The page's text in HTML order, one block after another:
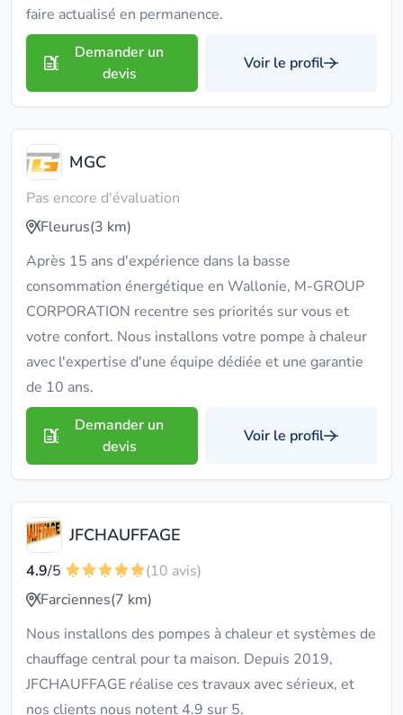
faire actualisé en permanence.
Demander un
devis
Voir le profil
MGC
Pas encore d'évaluation
Fleurus(3 km)
Après 15 ans d'expérience dans la basse
consommation énergétique en Wallonie, M-GROUP
CORPORATION recentre ses priorités sur vous et
votre confort. Nous installons votre pompe à chaleur
avec l'expertise d'une équipe dédiée et une garantie
de 10 ans.
Demander un
devis
Voir le profil
JFCHAUFFAGE
4.9/5
(10 avis)
Farciennes(7 km)
Nous installons des pompes à chaleur et systèmes de
chauffage central pour ta maison. Depuis 2019,
JFCHAUFFAGE réalise ces travaux avec sérieux, et
nos clients nous notent 4.9 sur 5.